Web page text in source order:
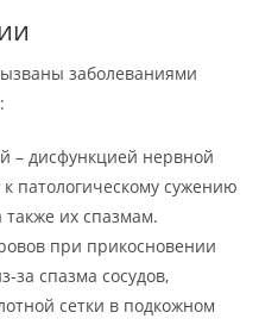
заболеваниями
– дисфункцией нервной
патологическому сужению
их спазмам.
при прикосновении
за спазма сосудов,
сетки в подкожном